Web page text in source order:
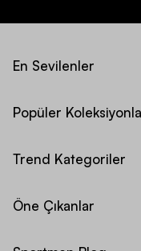
En Sevilenler
Popüler
Trend Kategoriler
Öne Çıkanlar